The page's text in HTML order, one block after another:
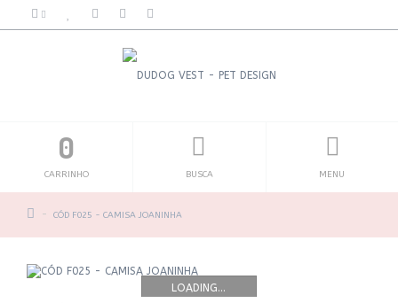
MENU
BUSCA
0
CARRINHO
CÓD F025 - CAMISA JOANINHA
LOADING...